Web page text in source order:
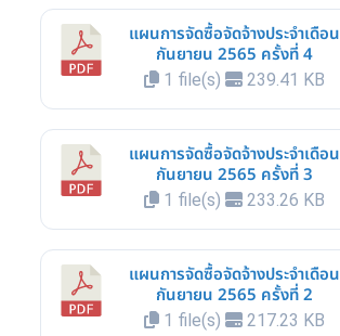
แผนการจัดซื้อจัดจ้างประจำเดือน
กันยายน 2565 ครั้งที่ 4
1 file(s) 239.41 KB
แผนการจัดซื้อจัดจ้างประจำเดือน
กันยายน 2565 ครั้งที่ 3
1 file(s) 233.26 KB
แผนการจัดซื้อจัดจ้างประจำเดือน
กันยายน 2565 ครั้งที่ 2
1 file(s) 217.23 KB